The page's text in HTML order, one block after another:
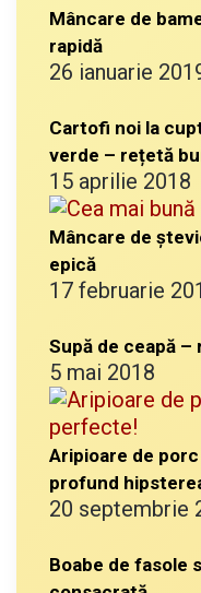
Mâncare de
rapidă
26 ianuarie
Cartofi noi la
verde – rețetă
15 aprilie 2018
Mâncare de
epică
17 februarie
Supă de ceapă
5 mai 2018
Aripioare de
profund
20 septembrie
Boabe de fasole